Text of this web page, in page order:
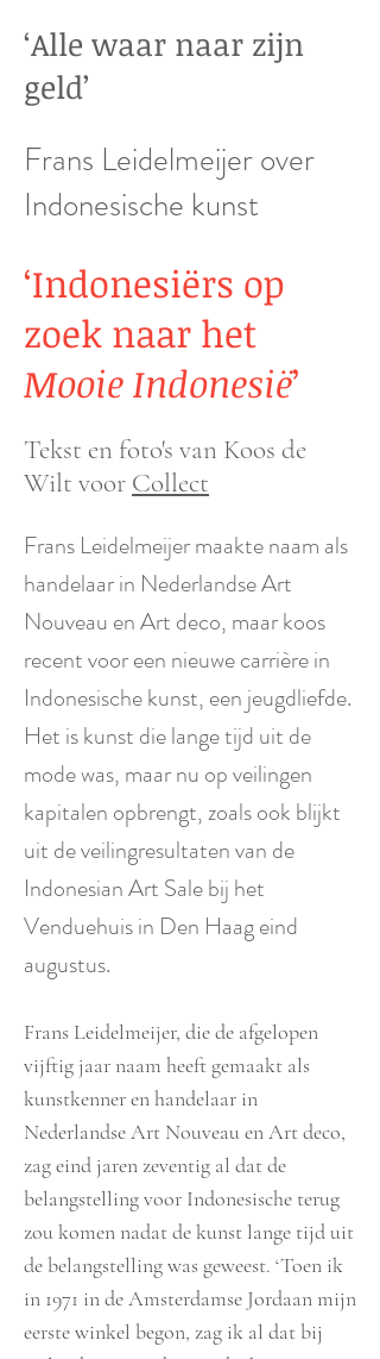
‘Alle waar naar zijn
geld’
Frans Leidelmeijer over
Indonesische kunst
‘Indonesiërs op
zoek naar het
Mooie Indonesië’
Tekst en foto's van Koos de
Wilt voor Collect
Frans Leidelmeijer maakte naam als
handelaar in NederlandseArt
Nouveau en Art deco, maar koos
recent voor een nieuwe carrière in
Indonesische kunst, een jeugdliefde.
Het is kunst die lange tijd uit de
mode was, maar nu op veilingen
kapitalen opbrengt, zoals ook blijkt
uit de veilingresultaten van de
Indonesian Art Sale bij het
Venduehuis in Den Haag eind
augustus.
Frans Leidelmeijer, die de afgelopen
vijftig jaar naam heeft gemaakt als
kunstkenner en handelaar in
Nederlandse Art Nouveau en Art deco,
zag eind jaren zeventig al dat de
belangstelling voor Indonesische terug
zou komen nadat de kunst lange tijd uit
de belangstelling was geweest. ‘Toen ik
in 1971 in de Amsterdamse Jordaan mijn
eerste winkel begon, zag ik al dat bij